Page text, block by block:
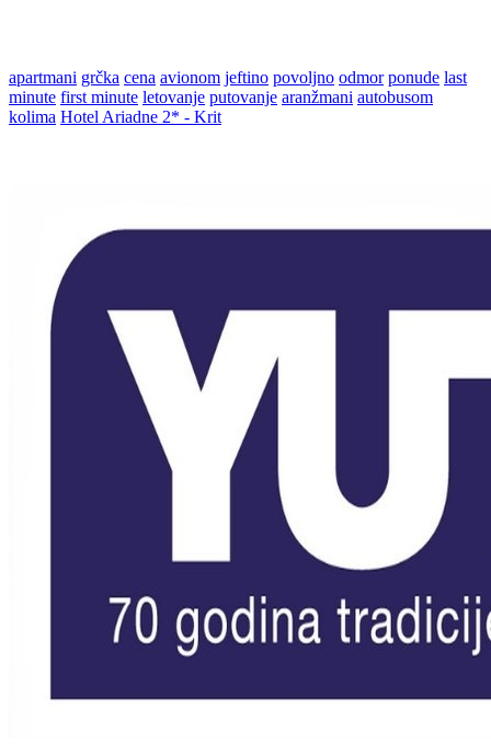
apartmani grčka cena avionom jeftino povoljno odmor ponude last
minute first minute letovanje putovanje aranžmani autobusom
kolima Hotel Ariadne 2* - Krit